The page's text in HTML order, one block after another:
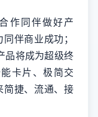
作同伴做好产
伴商业成功；
品将成为超级终
卡片、极简交
简捷、流通、接